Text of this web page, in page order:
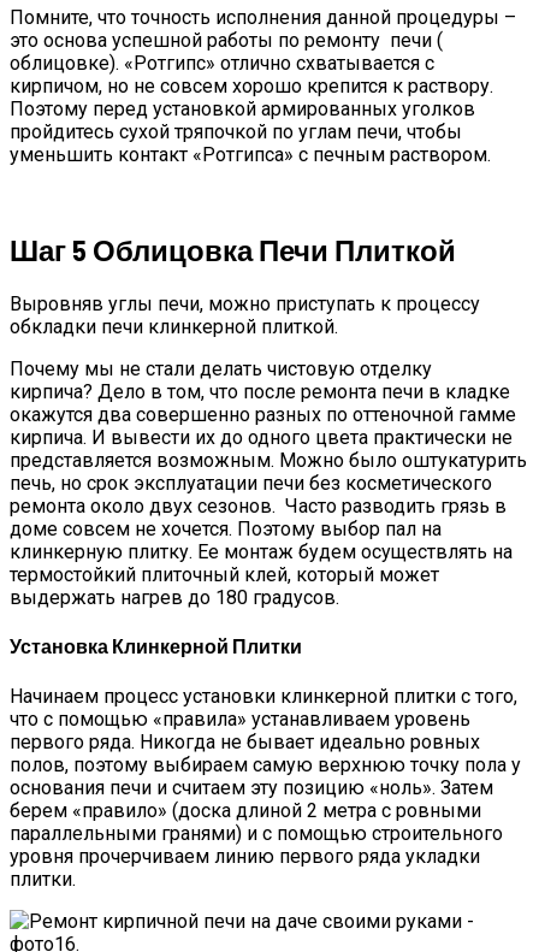
Помните, что точность исполнения данной процедуры –
это основа успешной работы по ремонту печи (
облицовке). «Ротгипс» отлично схватывается с
кирпичом, но не совсем хорошо крепится к раствору.
Поэтому перед установкой армированных уголков
пройдитесь сухой тряпочкой по углам печи, чтобы
уменьшить контакт «Ротгипса» с печным раствором.
Шаг 5 Облицовка Печи Плиткой
Выровняв углы печи, можно приступать к процессу
обкладки печи клинкерной плиткой.
Почему мы не стали делать чистовую отделку
кирпича? Дело в том, что после ремонта печи в кладке
окажутся два совершенно разных по оттеночной гамме
кирпича. И вывести их до одного цвета практически не
представляется возможным. Можно было оштукатурить
печь, но срок эксплуатации печи без косметического
ремонта около двух сезонов. Часто разводить грязь в
доме совсем не хочется. Поэтому выбор пал на
клинкерную плитку. Ее монтаж будем осуществлять на
термостойкий плиточный клей, который может
выдержать нагрев до 180 градусов.
Установка Клинкерной Плитки
Начинаем процесс установки клинкерной плитки с того,
что с помощью «правила» устанавливаем уровень
первого ряда. Никогда не бывает идеально ровных
полов, поэтому выбираем самую верхнюю точку пола у
основания печи и считаем эту позицию «ноль». Затем
берем «правило» (доска длиной 2 метра с ровными
параллельными гранями) и с помощью строительного
уровня прочерчиваем линию первого ряда укладки
плитки.